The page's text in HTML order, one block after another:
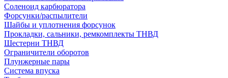
Соленоид карбюратора
Форсунки/распылители
Шайбы и уплотнения форсунок
Прокладки, сальники, ремкомплекты ТНВД
Шестерни ТНВД
Ограничители оборотов
Плунжерные пары
Система впуска